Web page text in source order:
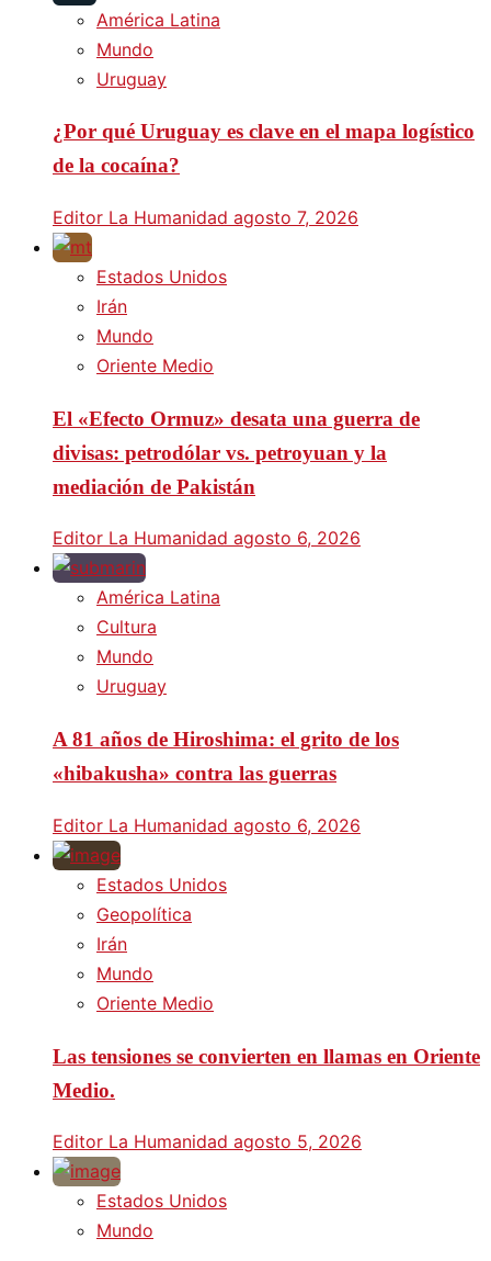
América Latina
Mundo
Uruguay
¿Por qué Uruguay es clave en el mapa logístico
de la cocaína?
Editor La Humanidad agosto 7, 2026
Estados Unidos
Irán
Mundo
Oriente Medio
El «Efecto Ormuz» desata una guerra de
divisas: petrodólar vs. petroyuan y la
mediación de Pakistán
Editor La Humanidad agosto 6, 2026
América Latina
Cultura
Mundo
Uruguay
A 81 años de Hiroshima: el grito de los
«hibakusha» contra las guerras
Editor La Humanidad agosto 6, 2026
Estados Unidos
Geopolítica
Irán
Mundo
Oriente Medio
Las tensiones se convierten en llamas en Oriente
Medio.
Editor La Humanidad agosto 5, 2026
Estados Unidos
Mundo